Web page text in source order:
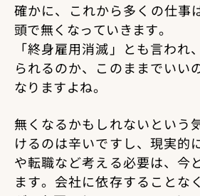
確かに、これから多くの仕事
頭で無くなっていきます。
「終身雇用消滅」とも言われ
られるのか、このままでいい
なりますよね。
無くなるかもしれないという
けるのは辛いですし、現実的
や転職など考える必要は、今
ます。会社に依存することな